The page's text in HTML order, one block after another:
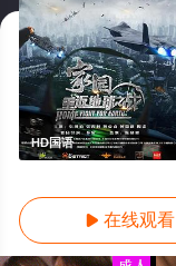
HD国语
 在线观看